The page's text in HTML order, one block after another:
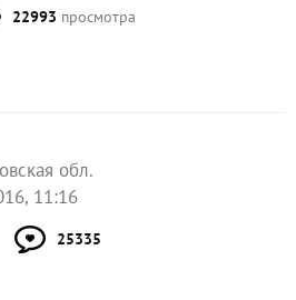
22993 просмотра
обл.
11:16
25335